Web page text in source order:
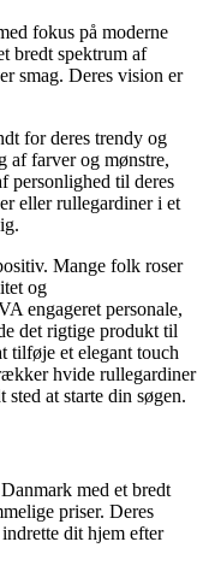
fokus på moderne
bredt spektrum af
smag. Deres vision er
for deres trendy og
af farver og mønstre,
personlighed til deres
eller rullegardiner i et
Mange folk roser
og
engageret personale,
det rigtige produkt til
tilføje et elegant touch
hvide rullegardiner
at starte din søgen.
med et bredt
priser. Deres
dit hjem efter